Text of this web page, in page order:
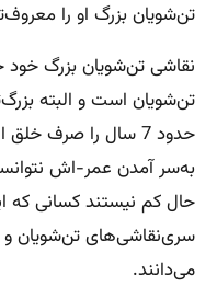
تن‌شویان بزرگ او را
نقاشی تن‌شویان بزرگ خود
تن‌شویان است و البته
حدود 7 سال را صرف
به‌سر آمدن عمر-اش
حال کم نیستند کسانی که
سری‌نقاشی‌های تن‌شویان و
می‌دانند.